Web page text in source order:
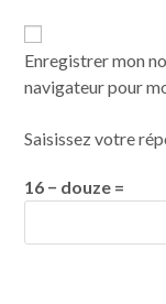
Enregistrer mon
navigateur pour
Saisissez votre
16 − douze =